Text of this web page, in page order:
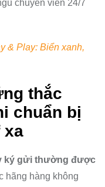
chuyên viên 24/7
& Play: Biển xanh,
thắc
chuẩn bị
xa
ký gửi thường được
hãng hàng không